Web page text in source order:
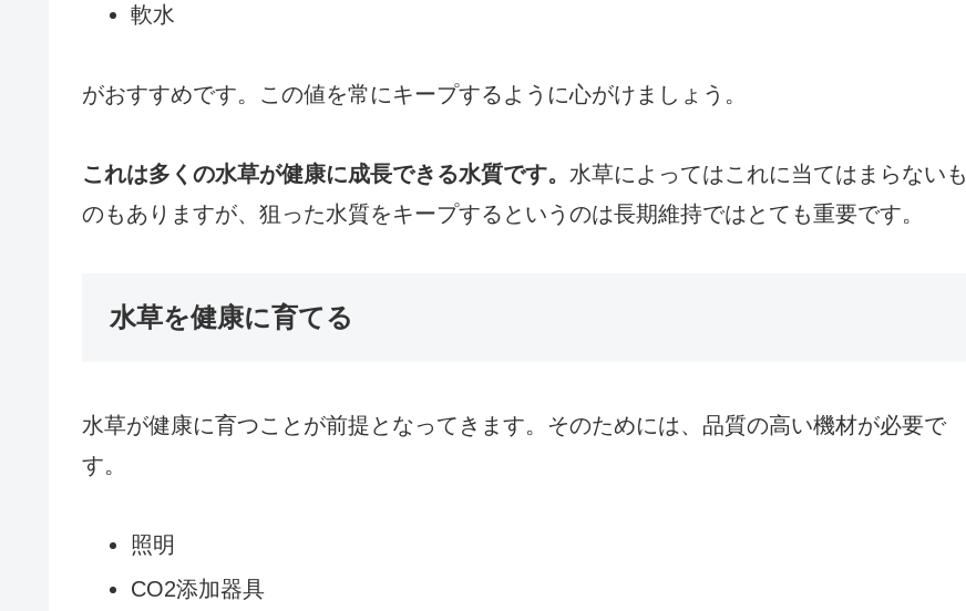
軟水
がおすすめです。この値を常にキープするように心がけましょう。
これは多くの水草が健康に成長できる水質です。 水草によってはこれに当てはまらないも
のもありますが、狙った水質をキープするというのは長期維持ではとても重要です。
水草を健康に育てる
水草が健康に育つことが前提となってきます。そのためには、品質の高い機材が必要で
す。
照明
CO2添加器具